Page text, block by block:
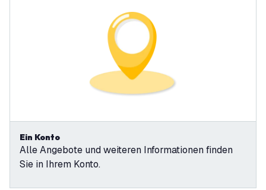
Ein Konto
Alle Angebote und weiteren Informationen finden
Sie in Ihrem Konto.